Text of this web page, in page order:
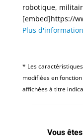
robotique,
[embed]https://
Plus
* Les
modifiées en
affichées à titre
Vous